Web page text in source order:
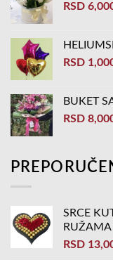
RSD
RSD
BUKET
RSD
SRCE
RUŽAMA
RSD